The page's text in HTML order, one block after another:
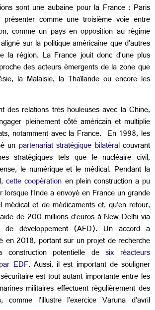
sont une aubaine pour la France : Paris
comme une troisième voie entre
comme un pays en opposition au régime
sur la politique américaine que d’autres
la région. La France jouit donc d’une plus
des acteurs émergents de la zone que
la Malaisie, la Thaïlande ou encore les
des relations très houleuses avec la Chine,
pleinement côté américain et multiplie
notamment avec la France. En 1998, les
un partenariat stratégique bilatéralcouvrant
stratégiques tels que le nucléaire civil,
le numérique et le médical. Pendant la
cette coopération en plein construction a pu
lorsque l’Inde a envoyé en France un grande
et de médicaments et, qu’en retour,
de 200 millions d’euros à New Delhi via
de développement (AFD). Un accord a
en 2018, portant sur un projet de recherche
potentielle desix réacteurs
EDF. Aussi, il est important de souligner
est tout autant importante entre les
militaires effectuent régulièrement des
comme l’illustre l'exercice Varuna d’avril